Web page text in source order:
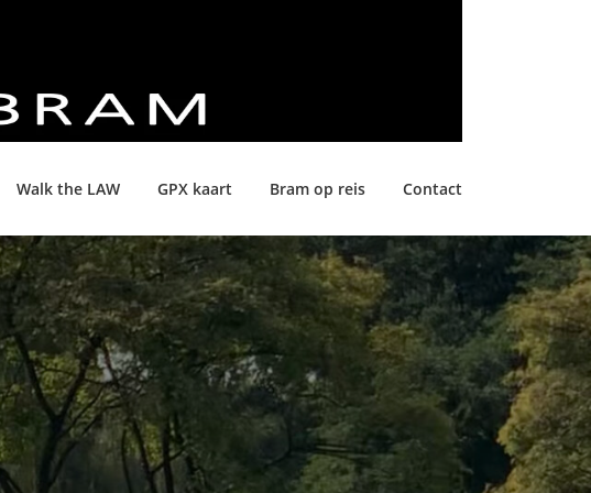
Walk the LAW GPX kaart Bram op reis Contact